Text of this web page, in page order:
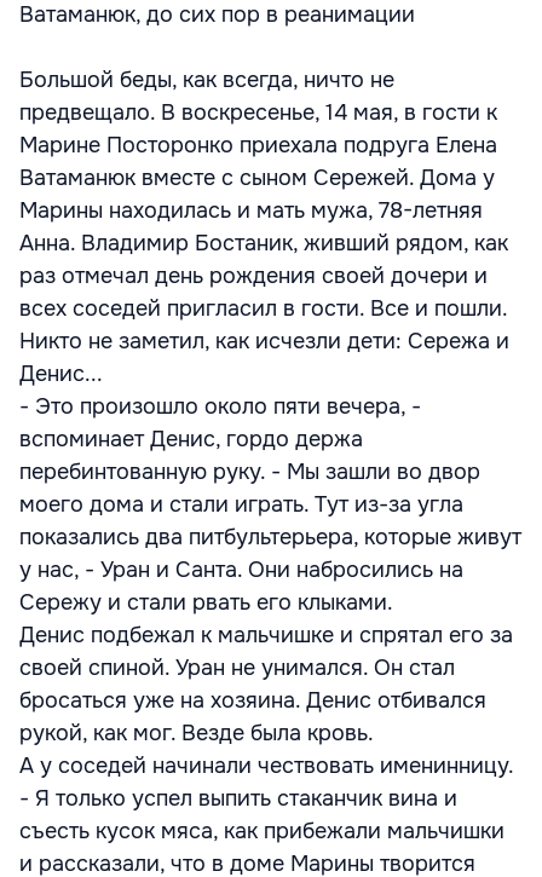
Ватаманюк, до сих пор в реанимации
Большой беды, как всегда, ничто не
предвещало. В воскресенье, 14 мая, в гости к
Марине Посторонко приехала подруга Елена
Ватаманюк вместе с сыном Сережей. Дома у
Марины находилась и мать мужа, 78-летняя
Анна. Владимир Бостаник, живший рядом, как
раз отмечал день рождения своей дочери и
всех соседей пригласил в гости. Все и пошли.
Никто не заметил, как исчезли дети: Сережа и
Денис...
- Это произошло около пяти вечера, -
вспоминает Денис, гордо держа
перебинтованную руку. - Мы зашли во двор
моего дома и стали играть. Тут из-за угла
показались два питбультерьера, которые живут
у нас, - Уран и Санта. Они набросились на
Сережу и стали рвать его клыками.
Денис подбежал к мальчишке и спрятал его за
своей спиной. Уран не унимался. Он стал
бросаться уже на хозяина. Денис отбивался
рукой, как мог. Везде была кровь.
А у соседей начинали чествовать именинницу.
- Я только успел выпить стаканчик вина и
съесть кусок мяса, как прибежали мальчишки
и рассказали, что в доме Марины творится